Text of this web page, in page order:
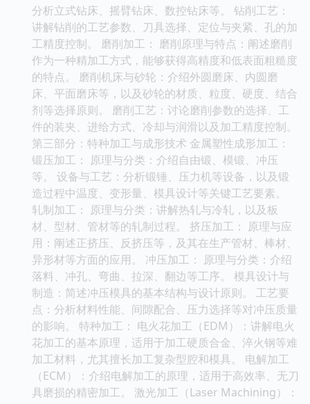
分析立式钻床、摇臂钻床、数控钻床等。 钻削工艺：
讲解钻削的工艺参数、刀具选择、定位与夹紧、孔的加
工精度控制。 磨削加工： 磨削原理与特点：阐述磨削
作为一种精加工方式，能够获得高精度和低表面粗糙度
的特点。 磨削机床与砂轮：介绍外圆磨床、内圆磨
床、平面磨床等，以及砂轮的材质、粒度、硬度、结合
剂等选择原则。 磨削工艺：讨论磨削参数的选择、工
件的装夹、进给方式、冷却与润滑以及加工精度控制。
第三部分：特种加工与成形技术 金属塑性成形加工：
锻压加工： 原理与分类：介绍自由锻、模锻、冲压
等。 设备与工艺：分析锻锤、压力机等设备，以及锻
造过程中温度、变形量、模具设计等关键工艺要素。
轧制加工： 原理与分类：讲解热轧与冷轧，以及板
材、型材、管材等的轧制过程。 挤压加工： 原理与应
用：阐述正挤压、反挤压等，及其在生产管材、棒材、
异形材等方面的应用。 冲压加工： 原理与分类：介绍
落料、冲孔、弯曲、拉深、翻边等工序。 模具设计与
制造：简述冲压模具的基本结构与设计原则。 工艺要
点：分析材料性能、间隙配合、压力选择等对冲压质量
的影响。 特种加工： 电火花加工（EDM）：讲解电火
花加工的基本原理，适用于加工硬质合金、淬火钢等难
加工材料，尤其擅长加工复杂型腔和模具。 电解加工
（ECM）：介绍电解加工的原理，适用于高效率、无刀
具磨损的精密加工。 激光加工（Laser Machining）：